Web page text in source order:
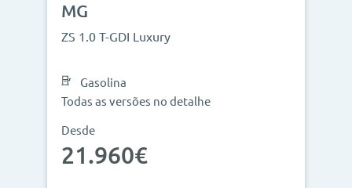
MG
ZS 1.0 T-GDI Luxury
Gasolina
Todas as versões no detalhe
Desde
21.960€